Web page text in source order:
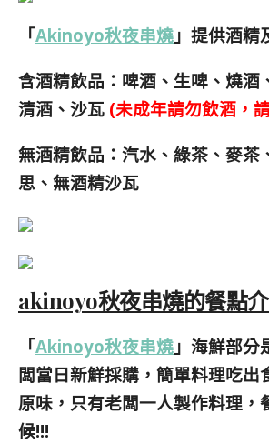
「Akinoyo秋夜串燒 」提供酒精
含酒精飲品：啤酒、生啤、燒酒
清酒、沙瓦 (未成年請勿飲酒，
無酒精飲品：汽水、綠茶、麥茶
思、無酒精沙瓦
akinoyo秋夜串燒的餐點
「Akinoyo秋夜串燒 」海鮮部分
闆當日新鮮採購，簡單料理吃出
原味，只有老闆一人製作料理，
候!!!